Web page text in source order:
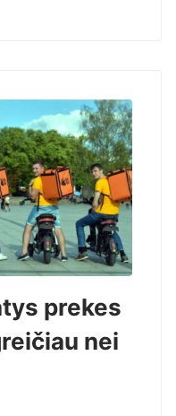
prekes
nei